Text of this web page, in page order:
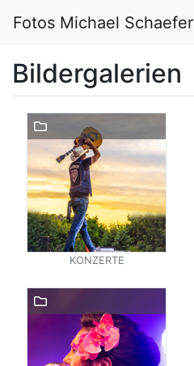
Fotos Michael Schaefer
Bildergalerien
KONZERTE